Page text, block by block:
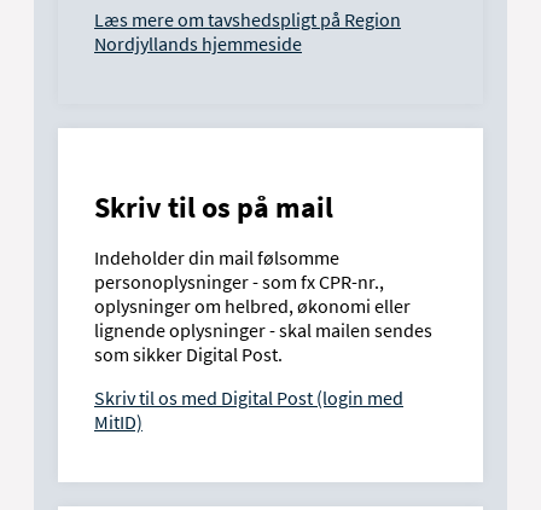
Læs mere om tavshedspligt på Region
Nordjyllands hjemmeside
Skriv til os på mail
Indeholder din mail følsomme
personoplysninger - som fx CPR-nr.,
oplysninger om helbred, økonomi eller
lignende oplysninger - skal mailen sendes
som sikker Digital Post.
Skriv til os med Digital Post (login med
MitID)